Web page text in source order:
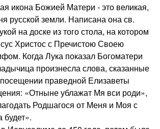
икона Божией Матери - это великая,
русской земли. Написана она св.
на доске из того стола, на котором
Христос с Пречистою Своею
Когда Лука показал Богоматери
произнесла слова, сказанные
праведной Елизаветы
«Отныне ублажат Мя вси роди»,
Родшагося от Меня и Моя с
будет».